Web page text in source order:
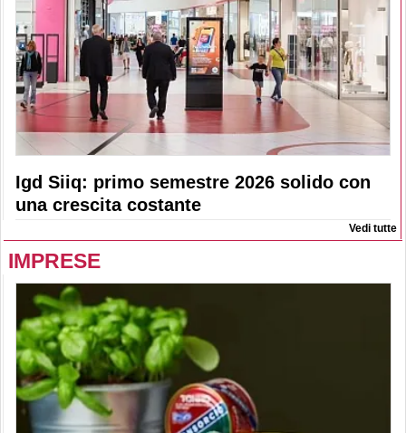
Igd Siiq: primo semestre 2026 solido con
una crescita costante
Vedi tutte
IMPRESE